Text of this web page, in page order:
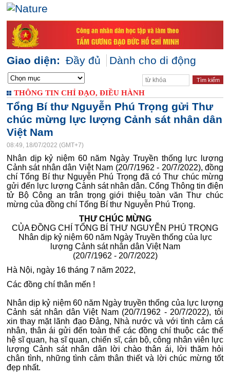
Giao diện: Đầy đủ Dành cho di động
THÔNG TIN CHỈ ĐẠO, ĐIỀU HÀNH
Tổng Bí thư Nguyễn Phú Trọng gửi Thư
chúc mừng lực lượng Cảnh sát nhân dân
Việt Nam
08:49, 18/07/2022 (GMT+7)
Nhân dịp kỷ niệm 60 năm Ngày Truyền thống lực lượng
Cảnh sát nhân dân Việt Nam (20/7/1962 - 20/7/2022), đồng
chí Tổng Bí thư Nguyễn Phú Trọng đã có Thư chúc mừng
gửi đến lực lượng Cảnh sát nhân dân. Cổng Thông tin điện
tử Bộ Công an trân trọng giới thiệu toàn văn Thư chúc
mừng của đồng chí Tổng Bí thư Nguyễn Phú Trọng.
THƯ CHÚC MỪNG
CỦA ĐỒNG CHÍ TỔNG BÍ THƯ NGUYỄN PHÚ TRỌNG
Nhân dịp kỷ niệm 60 năm Ngày Truyền thống của lực
lượng Cảnh sát nhân dân Việt Nam
(20/7/1962 - 20/7/2022)
Hà Nội, ngày 16 tháng 7 năm 2022,
Các đồng chí thân mến !
Nhân dịp kỷ niệm 60 năm Ngày truyền thống của lực lượng
Cảnh sát nhân dân Việt Nam (20/7/1962 - 20/7/2022), tôi
xin thay mặt lãnh đạo Đảng, Nhà nước và với tình cảm cá
nhân, thân ái gửi đến toàn thể các đồng chí thuộc các thế
hệ sĩ quan, hạ sĩ quan, chiến sĩ, cán bộ, công nhân viên lực
lượng Cảnh sát nhân dân lời chào thân ái, lời thăm hỏi
chân tình, những tình cảm thân thiết và lời chúc mừng tốt
đẹp nhất.